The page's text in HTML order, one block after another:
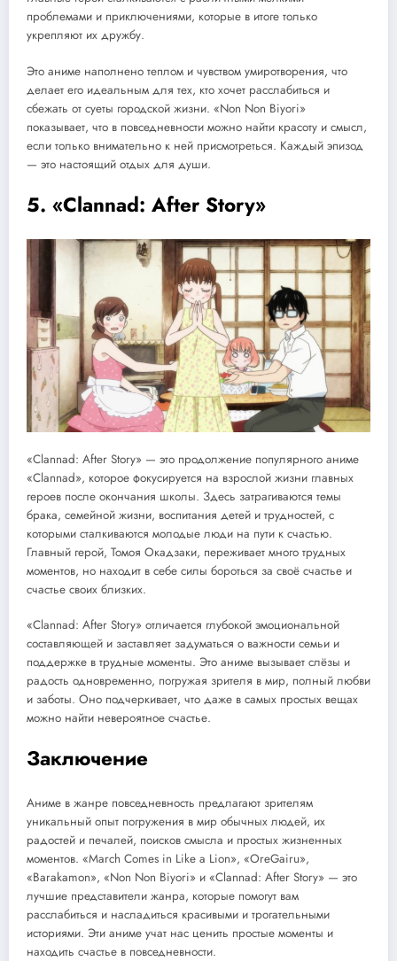
проблемами и приключениями, которые в итоге только
укрепляют их дружбу.
Это аниме наполнено теплом и чувством умиротворения, что
делает его идеальным для тех, кто хочет расслабиться и
сбежать от суеты городской жизни. «Non Non Biyori»
показывает, что в повседневности можно найти красоту и смысл,
если только внимательно к ней присмотреться. Каждый эпизод
— это настоящий отдых для души.
5. «Clannad: After Story»
«Clannad: After Story» — это продолжение популярного аниме
«Clannad», которое фокусируется на взрослой жизни главных
героев после окончания школы. Здесь затрагиваются темы
брака, семейной жизни, воспитания детей и трудностей, с
которыми сталкиваются молодые люди на пути к счастью.
Главный герой, Томоя Окадзаки, переживает много трудных
моментов, но находит в себе силы бороться за своё счастье и
счастье своих близких.
«Clannad: After Story» отличается глубокой эмоциональной
составляющей и заставляет задуматься о важности семьи и
поддержке в трудные моменты. Это аниме вызывает слёзы и
радость одновременно, погружая зрителя в мир, полный любви
и заботы. Оно подчеркивает, что даже в самых простых вещах
можно найти невероятное счастье.
Заключение
Аниме в жанре повседневность предлагают зрителям
уникальный опыт погружения в мир обычных людей, их
радостей и печалей, поисков смысла и простых жизненных
моментов. «March Comes in Like a Lion», «OreGairu»,
«Barakamon», «Non Non Biyori» и «Clannad: After Story» — это
лучшие представители жанра, которые помогут вам
расслабиться и насладиться красивыми и трогательными
историями. Эти аниме учат нас ценить простые моменты и
находить счастье в повседневности.